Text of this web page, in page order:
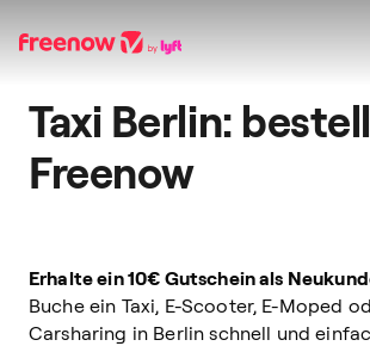
Navigation
Inhalt
Fußzeile
Taxi Berlin:
Freenow
Erhalte ein 10€ Gutschein als
Buche ein Taxi, E-Scooter, E-Moped
Carsharing in Berlin schnell und